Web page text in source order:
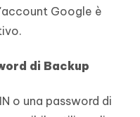
Google è
di Backup
o una password di